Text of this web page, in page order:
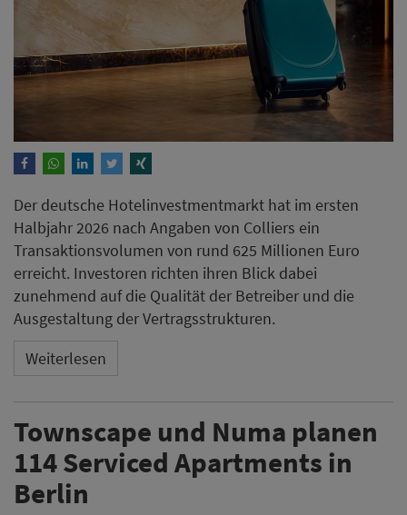
Der deutsche Hotelinvestmentmarkt hat im ersten
Halbjahr 2026 nach Angaben von Colliers ein
Transaktionsvolumen von rund 625 Millionen Euro
erreicht. Investoren richten ihren Blick dabei
zunehmend auf die Qualität der Betreiber und die
Ausgestaltung der Vertragsstrukturen.
Weiterlesen
Townscape und Numa planen
114 Serviced Apartments in
Berlin